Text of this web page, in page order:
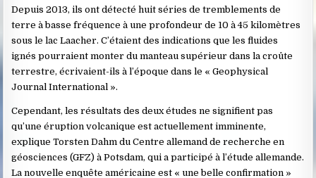
Depuis 2013, ils ont détecté huit séries de tremblements de
terre à basse fréquence à une profondeur de 10 à 45 kilomètres
sous le lac Laacher. C’étaient des indications que les fluides
ignés pourraient monter du manteau supérieur dans la croûte
terrestre, écrivaient-ils à l’époque dans le « Geophysical
Journal International ».
Cependant, les résultats des deux études ne signifient pas
qu’une éruption volcanique est actuellement imminente,
explique Torsten Dahm du Centre allemand de recherche en
géosciences (GFZ) à Potsdam, qui a participé à l’étude allemande.
La nouvelle enquête américaine est « une belle confirmation »